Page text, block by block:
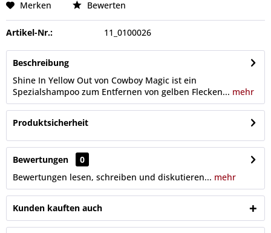
Merken Bewerten
Artikel-Nr.: 11_0100026
Beschreibung
Shine In Yellow Out von Cowboy Magic ist ein
Spezialshampoo zum Entfernen von gelben Flecken... mehr
Produktsicherheit
Bewertungen
0
Bewertungen lesen, schreiben und diskutieren... mehr
Kunden kauften auch